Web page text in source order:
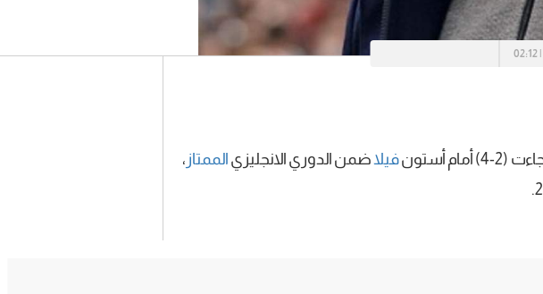
فيلاضمن الدوري الانجليزي الممتاز ،